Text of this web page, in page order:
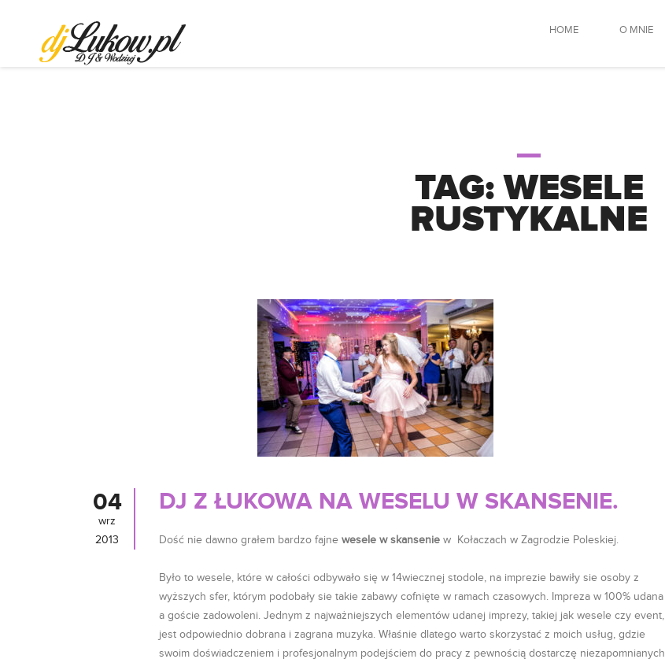
HOME O MNIE
TAG:WESELE
RUSTYKALNE
04
wrz
2013
DJ Z ŁUKOWA NA WESELU W SKANSENIE.
Dość nie dawno grałem bardzo fajne wesele w skansenie w Kołaczach w Zagrodzie Poleskiej.
Było to wesele, które w całości odbywało się w 14wiecznej stodole, na imprezie bawiły sie osoby z
wyższych sfer, którym podobały sie takie zabawy cofnięte w ramach czasowych. Impreza w 100% udana
a goście zadowoleni. Jednym z najważniejszych elementów udanej imprezy, takiej jak wesele czy event,
jest odpowiednio dobrana i zagrana muzyka. Właśnie dlatego warto skorzystać z moich usług, gdzie
swoim doświadczeniem i profesjonalnym podejściem do pracy z pewnością dostarczę niezapomnianych